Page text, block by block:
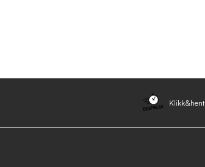
Klikk&hent